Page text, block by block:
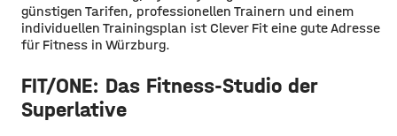
günstigen Tarifen, professionellen Trainern und einem
individuellen Trainingsplan ist Clever Fit eine gute Adresse
für Fitness in Würzburg.
FIT/ONE: Das Fitness-Studio der
Superlative